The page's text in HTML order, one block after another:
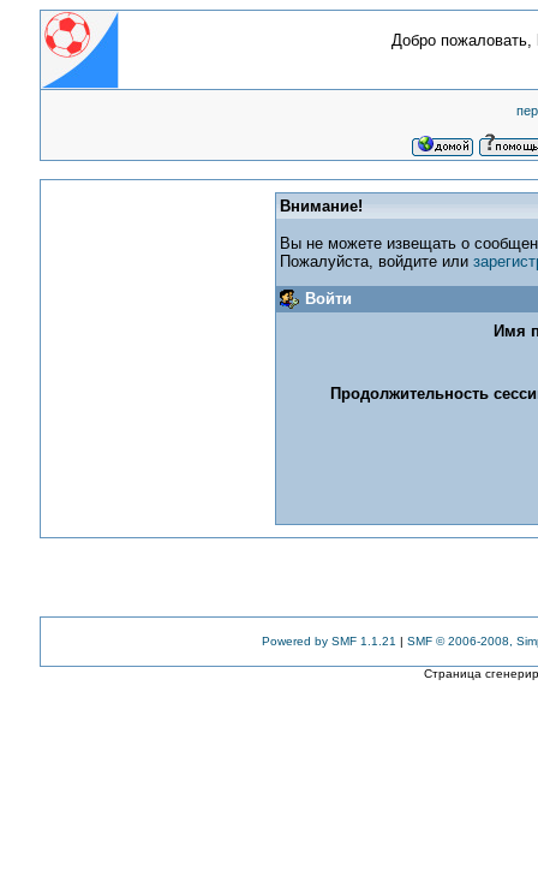
Добро пожаловать,
Внимание!
Вы не можете извещать о
Пожалуйста, войдите или
Войти
Имя
Продолжительность
Powered by SMF 1.1.21 | SMF © 2006-2008,
Страница